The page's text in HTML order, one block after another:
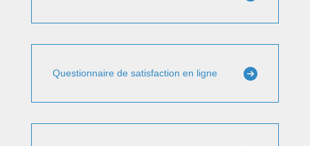
Questionnaire de satisfaction en ligne